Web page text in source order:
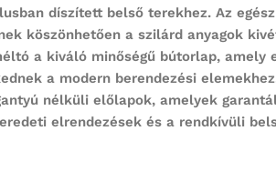
díszített belső terekhez. Az
köszönhetően a szilárd anyagok
a kiváló minőségű bútorlap,
a modern berendezési
nélküli előlapok, amelyek
elrendezések és a rendkívüli